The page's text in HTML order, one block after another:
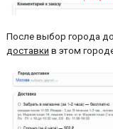
После выбор города
доставки в этом